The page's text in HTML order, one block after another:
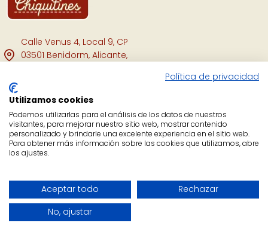
Calle Venus 4, Local 9, CP
03501 Benidorm, Alicante,
Instagram
YouTube
Política de privacidad
Utilizamos cookies
Podemos utilizarlas para el análisis de los datos de nuestros
visitantes, para mejorar nuestro sitio web, mostrar contenido
personalizado y brindarle una excelente experiencia en el sitio web.
Para obtener más información sobre las cookies que utilizamos, abre
los ajustes.
Aceptar todo
Rechazar
No, ajustar